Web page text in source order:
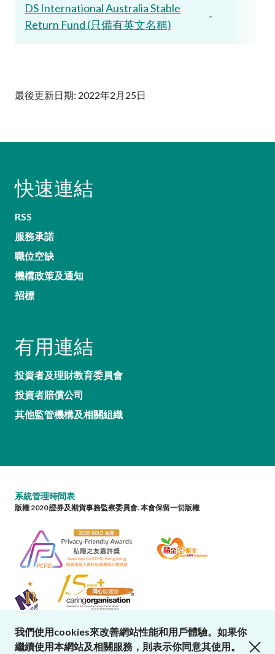
DS International Australia Stable
Return Fund (只備有英文名稱)
-
最後更新日期: 2022年2月25日
快速連結
RSS
服務承諾
職位空缺
機構政策及通知
招標
有用連結
投資者及理財教育委員會
投資者賠償公司
其他監管機構及相關組織
系統管理時間表
版權 2020 證券及期貨事務監察委員會. 本會保留一切版權
我們使用cookies來改善網站性能和用戶體驗。如果你
繼續使用本網站及相關服務，則表示你同意其使用。
close cookies alert